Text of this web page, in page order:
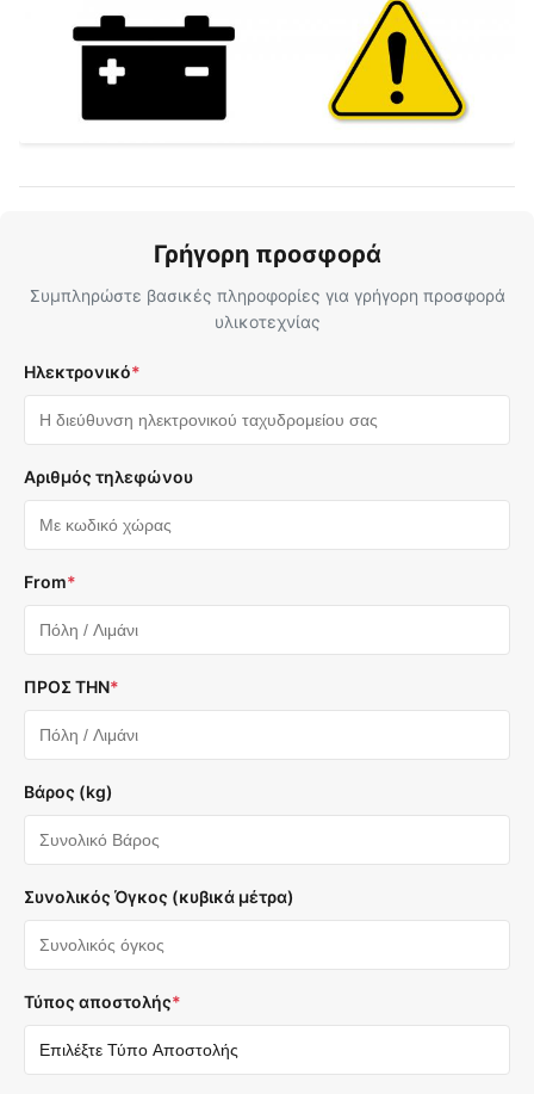
Γρήγορη προσφορά
Συμπληρώστε βασικές πληροφορίες για γρήγορη προσφορά
υλικοτεχνίας
Ηλεκτρονικό*
Αριθμός τηλεφώνου
From*
ΠΡΟΣ ΤΗΝ*
Βάρος (kg)
Συνολικός Όγκος (κυβικά μέτρα)
Τύπος αποστολής*